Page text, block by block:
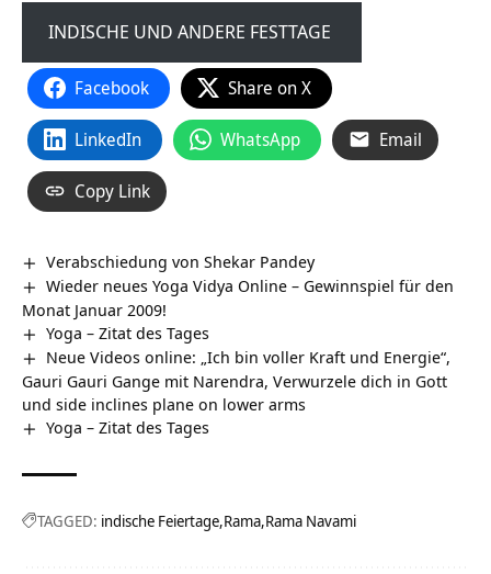
INDISCHE UND ANDERE FESTTAGE
Facebook Share on X
LinkedIn WhatsApp Email
Copy Link
Verabschiedung von Shekar Pandey
Wieder neues Yoga Vidya Online – Gewinnspiel für den
Monat Januar 2009!
Yoga – Zitat des Tages
Neue Videos online: „Ich bin voller Kraft und Energie“,
Gauri Gauri Gange mit Narendra, Verwurzele dich in Gott
und side inclines plane on lower arms
Yoga – Zitat des Tages
TAGGED: indische Feiertage Rama Rama Navami